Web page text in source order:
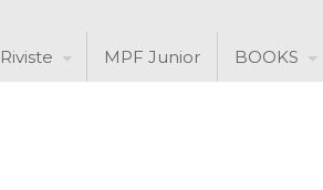
Riviste MPF Junior BOOKS